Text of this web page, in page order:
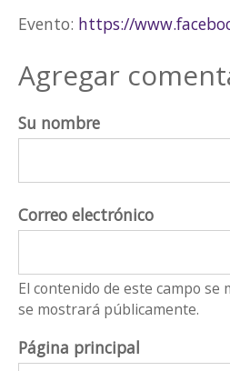
Evento: https://
Agregar
Su nombre
Correo electrónico
El contenido de este campo se
se mostrará públicamente.
Página principal